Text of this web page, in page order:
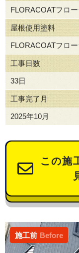
FLORACOATフロ
屋根使用塗料
FLORACOATフロ
工事日数
33日
工事完了月
2025年10月
この施
施工前 Before